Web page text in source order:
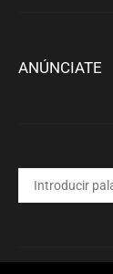
ANÚNCIATE
POR: